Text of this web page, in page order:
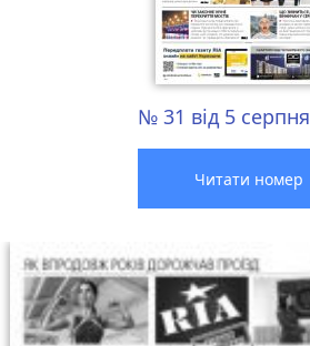
№ 31 від 5
Читати номер